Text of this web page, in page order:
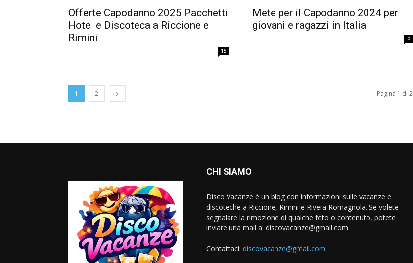
Offerte Capodanno 2025 Pacchetti
Hotel e Discoteca a Riccione e
Rimini
15
Mete per il Capodanno 2024 per
giovani e ragazzi in Italia
0
1 2 Pagina 1 di 2
CHI SIAMO
Disco Vacanze è un blog con informazioni sulle vacanze e
discoteche a Riccione, Rimini e Rivera Romagnola. Se volete
segnalare la rimozione di qualche foto o contenuto, potete
inviare una mail a: discovacanze@gmail.com
Contattaci: discovacanze@gmail.com